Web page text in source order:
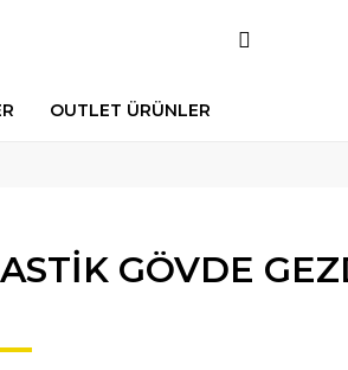
OUTLET ÜRÜNLER
GÖVDE